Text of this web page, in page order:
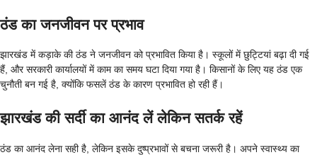
ठंड का जनजीवन पर प्रभाव
झारखंड में कड़ाके की ठंड ने जनजीवन को प्रभावित किया है। स्कूलों में छुट्टियां बढ़ा दी गई
हैं, और सरकारी कार्यालयों में काम का समय घटा दिया गया है। किसानों के लिए यह ठंड एक
चुनौती बन गई है, क्योंकि फसलें ठंड के कारण प्रभावित हो रही हैं।
झारखंड की सर्दी का आनंद लें लेकिन सतर्क रहें
ठंड का आनंद लेना सही है, लेकिन इसके दुष्प्रभावों से बचना जरूरी है। अपने स्वास्थ्य का